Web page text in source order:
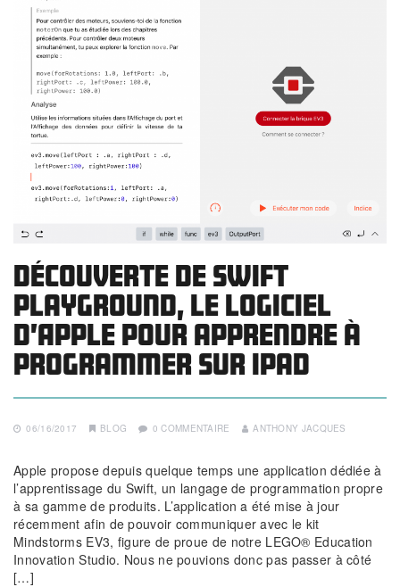
Découverte de Swift
Playground, le logiciel
d’Apple pour apprendre à
programmer sur iPad
06/16/2017 BLOG 0 COMMENTAIRE ANTHONY JACQUES
Apple propose depuis quelque temps une application dédiée à
l’apprentissage du Swift, un langage de programmation propre
à sa gamme de produits. L’application a été mise à jour
récemment afin de pouvoir communiquer avec le kit
Mindstorms EV3, figure de proue de notre LEGO® Education
Innovation Studio. Nous ne pouvions donc pas passer à côté
[…]